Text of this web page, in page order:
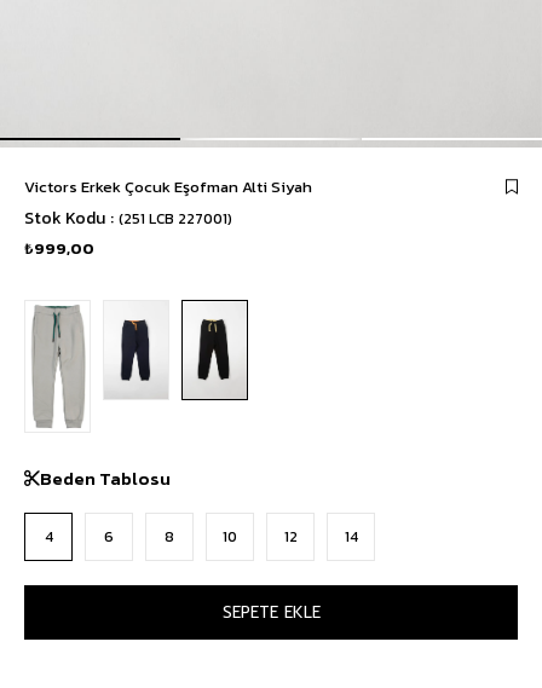
Victors Erkek Çocuk Eşofman Alti Siyah
Stok Kodu (251 LCB 227001)
₺999,00
Beden Tablosu
4 6 8 10 12 14